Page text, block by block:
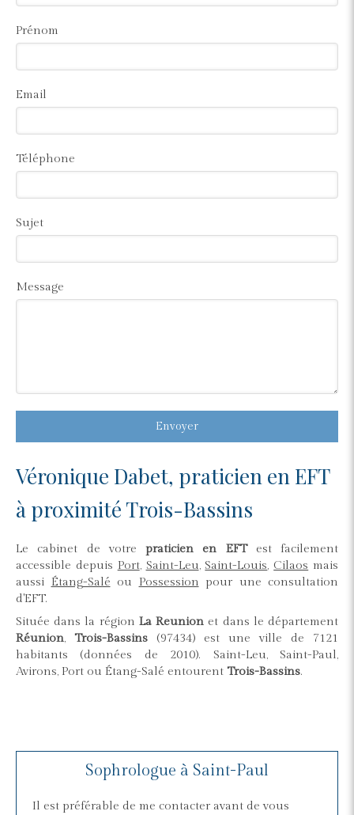
Prénom
Email
Téléphone
Sujet
Message
Envoyer
Véronique Dabet, praticien en EFT
à proximité Trois-Bassins
Le cabinet de votre praticien en EFTest facilement
accessible depuis Port, Saint-Leu,Saint-Louis, Cilaos mais
aussi Étang-Salé ou Possession pour une consultation
d'EFT.
Située dans la région La Reunion et dans le département
Réunion, Trois-Bassins (97434) est une ville de 7121
habitants (données de 2010). Saint-Leu, Saint-Paul,
Avirons, Port ou Étang-Salé entourent Trois-Bassins.
Sophrologue à Saint-Paul
Il est préférable de me contacter avant de vous